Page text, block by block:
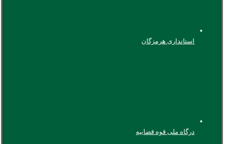
استانداری هرمزگان
درگاه ملی قوه قضاییه